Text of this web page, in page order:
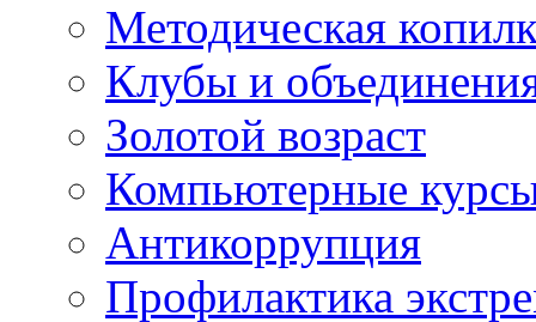
Методическая
Клубы и
Золотой возраст
Компьютерные
Антикоррупция
Профилактика